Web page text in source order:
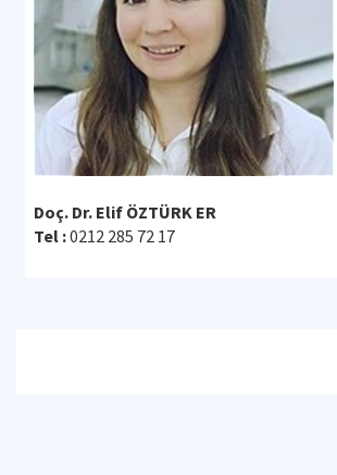
Doç. Dr. Elif ÖZTÜRK ER
Tel :0212 285 72 17